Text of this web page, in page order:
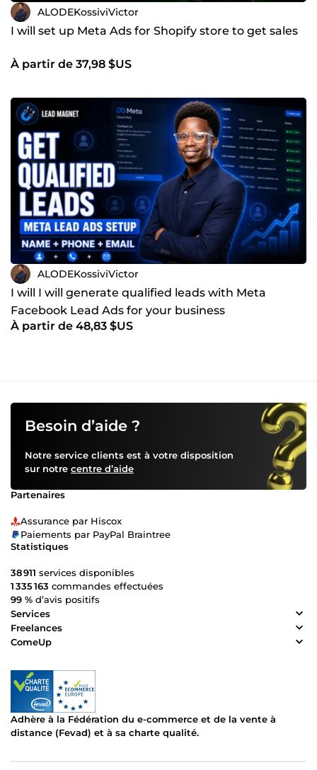
ALODEKossiviVictor
I will set up Meta Ads for Shopify store to get sales
À partir de 37,98 $US
ALODEKossiviVictor
I will I will generate qualified leads with Meta
Facebook Lead Ads for your business
À partir de 48,83 $US
Besoin d’aide ?
Notre service clients est à votre disposition
sur notre centre d’aide
Partenaires
Assurance par Hiscox
Paiements par PayPal Braintree
Statistiques
38 911 services disponibles
1 335 163 commandes effectuées
99 % d’avis positifs
Services
Freelances
ComeUp
Adhère à la Fédération du e-commerce et de la vente à
distance (Fevad) et à sa charte qualité.